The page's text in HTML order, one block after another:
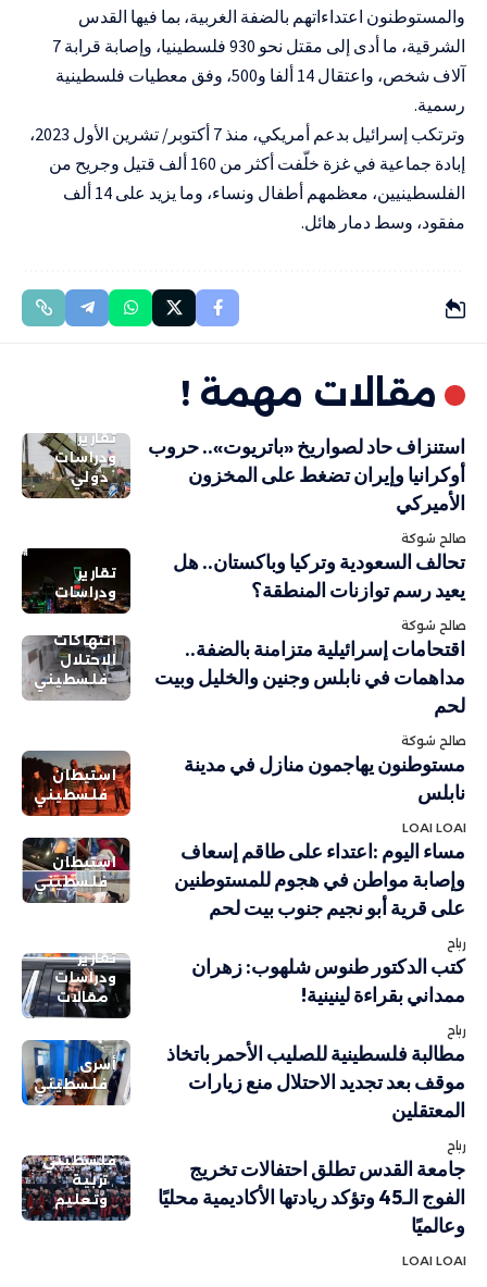
والمستوطنون اعتداءاتهم بالضفة الغربية، بما فيها القدس
الشرقية، ما أدى إلى مقتل نحو 930 فلسطينيا، وإصابة قرابة 7
آلاف شخص، واعتقال 14 ألفا و500، وفق معطيات فلسطينية
رسمية.
وترتكب إسرائيل بدعم أمريكي، منذ 7 أكتوبر/ تشرين الأول 2023،
إبادة جماعية في غزة خلّفت أكثر من 160 ألف قتيل وجريح من
الفلسطينيين، معظمهم أطفال ونساء، وما يزيد على 14 ألف
مفقود، وسط دمار هائل.
مقالات مهمة !
تقارير
ودراسات
دولي
استنزاف حاد لصواريخ «باتريوت».. حروب
أوكرانيا وإيران تضغط على المخزون
الأميركي
صالح شوكة
تقارير
ودراسات
تحالف السعودية وتركيا وباكستان.. هل
يعيد رسم توازنات المنطقة؟
صالح شوكة
انتهاكات
الاحتلال
فلسطيني
اقتحامات إسرائيلية متزامنة بالضفة..
مداهمات في نابلس وجنين والخليل وبيت
لحم
صالح شوكة
استيطان
فلسطيني
مستوطنون يهاجمون منازل في مدينة
نابلس
LOAI LOAI
استيطان
فلسطيني
مساء اليوم :اعتداء على طاقم إسعاف
وإصابة مواطن في هجوم للمستوطنين
على قرية أبو نجيم جنوب بيت لحم
رباح
تقارير
ودراسات
مقالات
كتب الدكتور طنوس شلهوب: زهران
ممداني بقراءة لينينية!
رباح
أسرى
فلسطيني
مطالبة فلسطينية للصليب الأحمر باتخاذ
موقف بعد تجديد الاحتلال منع زيارات
المعتقلين
رباح
فلسطيني
تربية
وتعليم
جامعة القدس تطلق احتفالات تخريج
الفوج الـ45 وتؤكد ريادتها الأكاديمية محليًا
وعالميًا
LOAI LOAI